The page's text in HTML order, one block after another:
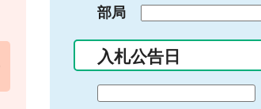
入
力
部局
入札公告日